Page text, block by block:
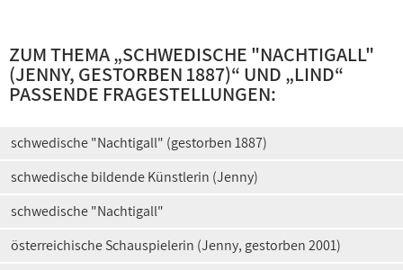
ZUM THEMA „SCHWEDISCHE "NACHTIGALL"
(JENNY, GESTORBEN 1887)“ UND „LIND“
PASSENDE FRAGESTELLUNGEN:
schwedische "Nachtigall" (gestorben 1887)
schwedische bildende Künstlerin (Jenny)
schwedische "Nachtigall"
österreichische Schauspielerin (Jenny, gestorben 2001)